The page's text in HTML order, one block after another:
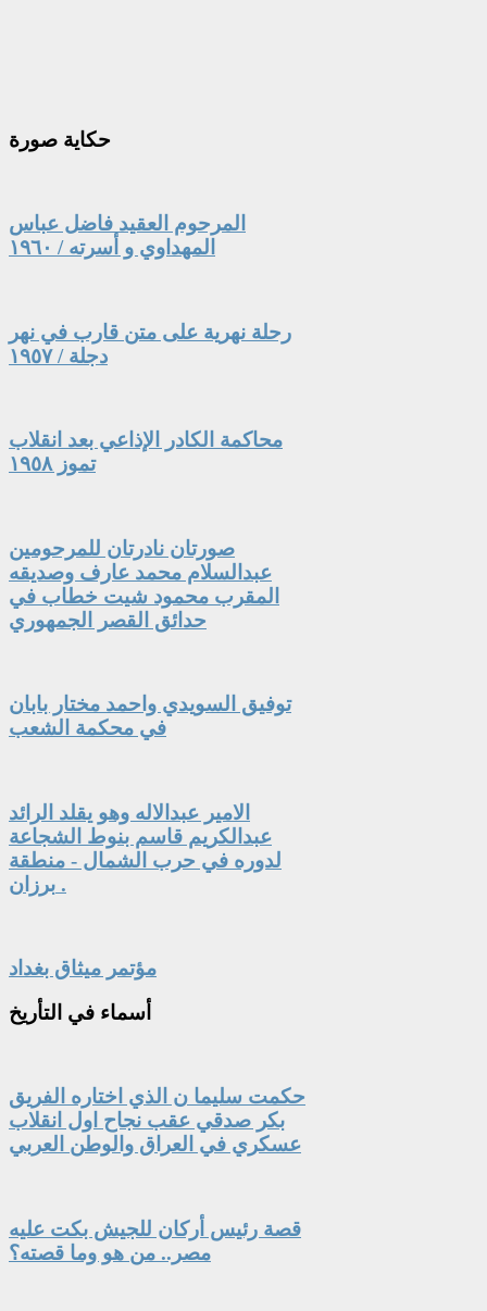
حكاية صورة
المرحوم العقيد فاضل عباس
المهداوي و أسرته / ١٩٦٠
رحلة نهرية على متن قارب في نهر
دجلة / ١٩٥٧
محاكمة الكادر الإذاعي بعد انقلاب
تموز ١٩٥٨
صورتان نادرتان للمرحومين
عبدالسلام محمد عارف وصديقه
المقرب محمود شيت خطاب في
حدائق القصر الجمهوري
توفيق السويدي واحمد مختار بابان
في محكمة الشعب
الامير عبدالاله وهو يقلد الرائد
عبدالكريم قاسم بنوط الشجاعة
لدوره في حرب الشمال - منطقة
برزان .
مؤتمر ميثاق بغداد
أسماء في التأريخ
حكمت سليما ن الذي اختاره الفريق
بكر صدقي عقب نجاح اول انقلاب
عسكري في العراق والوطن العربي
قصة رئيس أركان للجيش بكت عليه
مصر.. من هو وما قصته؟